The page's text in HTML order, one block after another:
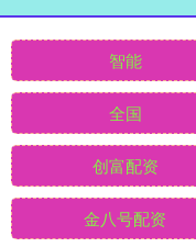
智能
全国
创富配资
金八号配资